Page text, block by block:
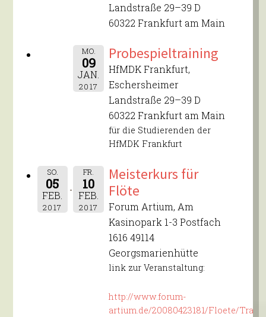
Landstraße 29–39 D
60322 Frankfurt am Main
MO.
09
JAN.
2017
Probespieltraining
HfMDK Frankfurt,
Eschersheimer
Landstraße 29–39 D
60322 Frankfurt am Main
für die Studierenden der
HfMDK Frankfurt
SO.
05
FEB.
2017
FR.
10
FEB.
2017
Meisterkurs für
Flöte
Forum Artium, Am
Kasinopark 1-3 Postfach
1616 49114
Georgsmarienhütte
link zur Veranstaltung:
http://www.forum-
artium.de/20080423181/Floete/